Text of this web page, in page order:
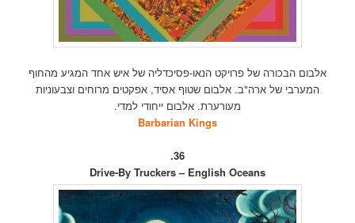
אלבום הבכורה של פרויקט הנאו-פסיכדליה של איש אחד המגיע מהחוף
המערבי של ארה"ב. אלבום שטוף אסיד, אפקטים מרוחים וצבעוניות
מעורערת. אלבום ייחודי למדי.
Barbarian Kings
36.
Drive-By Truckers – English Oceans